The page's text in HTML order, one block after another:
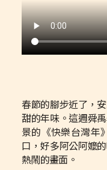
春節的腳步近了，
甜的年味。這週舜
景的《快樂台灣年
口，好多阿公阿嬤
熱鬧的畫面。